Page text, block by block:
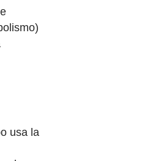
usa la